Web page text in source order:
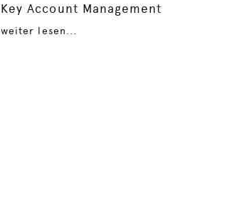
Key Account Management
weiter lesen...